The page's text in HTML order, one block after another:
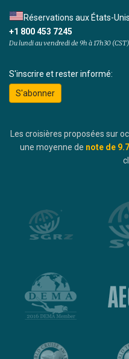
Réservations aux États-
+1 800 453 7245
Du lundi au vendredi de 9h à 17h30 (CST)
S'inscrire et rester informé:
S'abonner
Les croisières proposées sur
une moyenne de note de 9.7